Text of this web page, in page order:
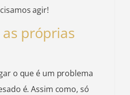
agir!
próprias
o que é um problema
é. Assim como, só